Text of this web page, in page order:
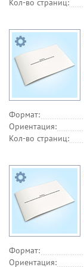
Кол-во страниц:
Формат:
Ориентация:
Кол-во страниц:
Формат:
Ориентация: